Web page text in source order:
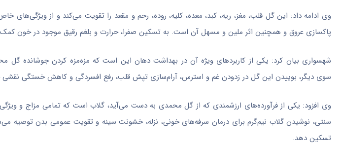
وی ادامه داد: این گل قلب، مغز، ریه، کبد، معده، کلیه، روده، رحم و مقعد را تقویت می‌کند و از ویژگی‌های
پاکسازی عروق و همچنین اثر ملین و مسهل آن است. به تسکین صفرا، حرارت و بلغم رقیق موجود در خون کمک
شهسواری بیان کرد: یکی از کاربردهای ویژه آن در بهداشت دهان این است که مزه‌مزه کردن جوشانده گل
سوی دیگر، بوییدن این گل در زدودن غم و استرس، آرام‌سازی تپش قلب، رفع افسردگی و کاهش خستگی نقشی
وی افزود: یکی از فرآورده‌های ارزشمندی که از گل محمدی به دست می‌آید، گلاب است که تمامی مزاج و
سنتی، نوشیدن گلاب نیم‌گرم برای درمان سرفه‌های خونی، نزله، خشونت سینه و تقویت عمومی بدن توصیه
تسکین دهد.